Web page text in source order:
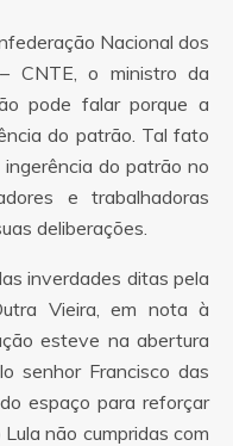
Nacional dos
CNTE, o ministro da
pode falar porque a
do patrão. Tal fato
do patrão no
e trabalhadoras
deliberações.
inverdades ditas pela
Vieira, em nota à
esteve na abertura
senhor Francisco das
espaço para reforçar
não cumpridas com